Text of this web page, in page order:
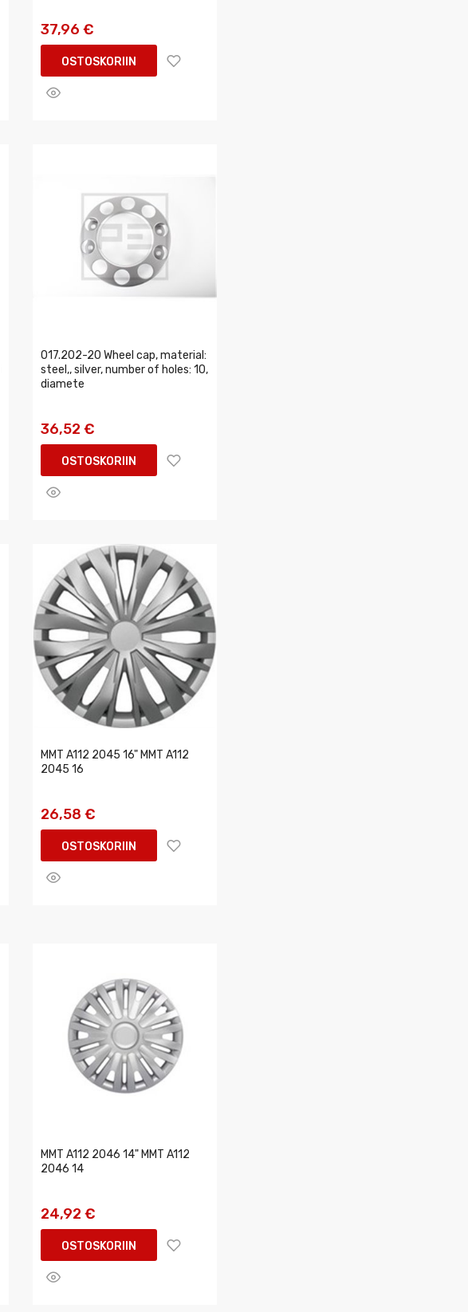
37,96 €
OSTOSKORIIN
017.202-20 Wheel cap, material:
steel,, silver, number of holes: 10,
diamete
36,52 €
OSTOSKORIIN
MMT A112 2045 16" MMT A112
2045 16
26,58 €
OSTOSKORIIN
MMT A112 2046 14" MMT A112
2046 14
24,92 €
OSTOSKORIIN